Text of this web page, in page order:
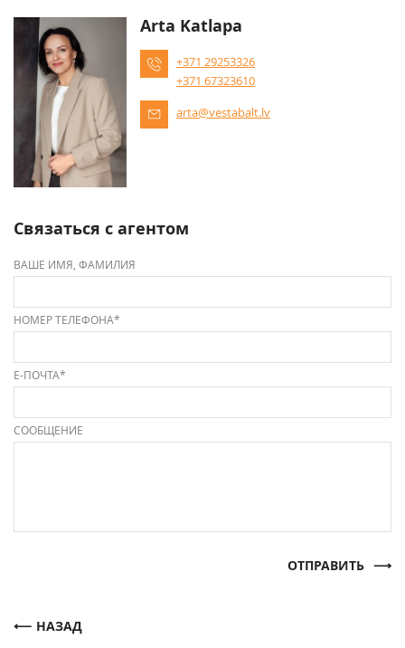
Arta Katlapa
+371 29253326
+371 67323610
arta@vestabalt.lv
Связаться с агентом
ВАШЕ ИМЯ, ФАМИЛИЯ
НОМЕР ТЕЛЕФОНА*
Е-ПОЧТА*
СООБЩЕНИЕ
ОТПРАВИТЬ
НАЗАД